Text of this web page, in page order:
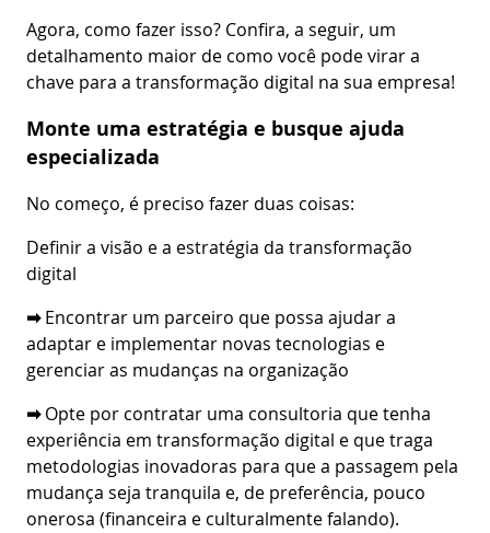
Agora, como fazer isso? Confira, a seguir, um
detalhamento maior de como você pode virar a
chave para a transformação digital na sua empresa!
Monte uma estratégia e busque ajuda
especializada
No começo, é preciso fazer duas coisas:
Definir a visão e a estratégia da transformação
digital
➡Encontrar um parceiro que possa ajudar a
adaptar e implementar novas tecnologias e
gerenciar as mudanças na organização
➡ Opte por contratar uma consultoria que tenha
experiência em transformação digital e que traga
metodologias inovadoras para que a passagem pela
mudança seja tranquila e, de preferência, pouco
onerosa (financeira e culturalmente falando).